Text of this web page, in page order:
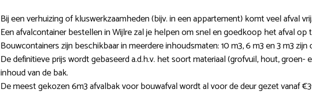
Bij een verhuizing of kluswerkzaamheden (bijv. in een appartement) komt veel afval vrij.
Een afvalcontainer bestellen in Wijlre zal je helpen om snel en goedkoop het afval op
Bouwcontainers zijn beschikbaar in meerdere inhoudsmaten: 10 m3, 6 m3 en 3 m3
De definitieve prijs wordt gebaseerd a.d.h.v. het soort materiaal (grofvuil, hout, groen-
inhoud van de bak.
De meest gekozen 6m3 afvalbak voor bouwafval wordt al voor de deur gezet vanaf